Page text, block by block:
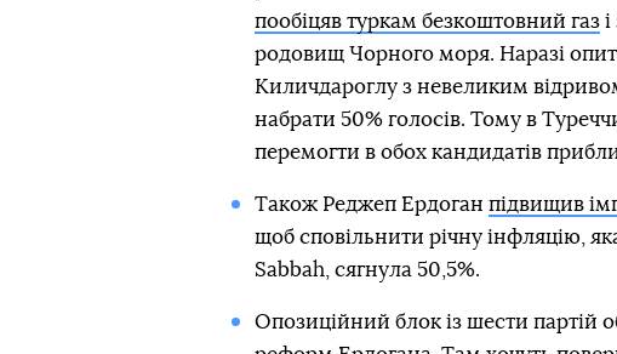
пообіцяв туркам безкоштовний газі
родовищ Чорного моря. Наразі
Киличдароглу з невеликим
набрати 50% голосів. Тому в
перемогти в обох кандидатів
Також Реджеп Ердоган підвищив
щоб сповільнити річну інфляцію,
Sabbah, сягнула 50,5%.
Опозиційний блок із шести партій